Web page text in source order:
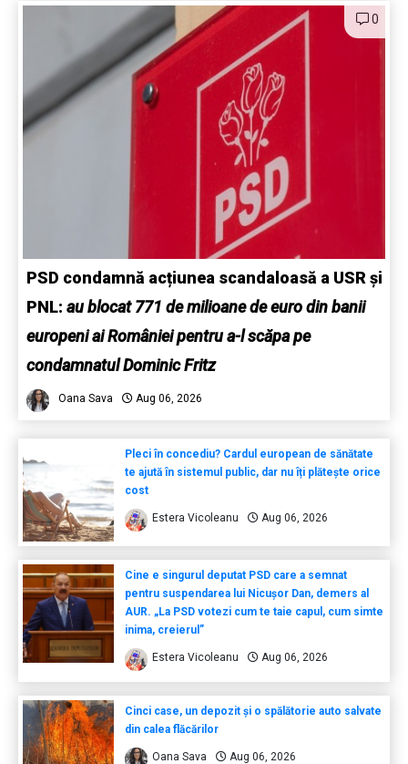
0
PSD condamnă acțiunea scandaloasă a USR și
PNL: au blocat 771 de milioane de euro din banii
europeni ai României pentru a-l scăpa pe
condamnatul Dominic Fritz
Oana Sava Aug 06, 2026
Pleci în concediu? Cardul european de sănătate
te ajută în sistemul public, dar nu îți plătește orice
cost
Estera Vicoleanu Aug 06, 2026
Cine e singurul deputat PSD care a semnat
pentru suspendarea lui Nicușor Dan, demers al
AUR. „La PSD votezi cum te taie capul, cum simte
inima, creierul”
Estera Vicoleanu Aug 06, 2026
Cinci case, un depozit și o spălătorie auto salvate
din calea flăcărilor
Oana Sava Aug 06, 2026